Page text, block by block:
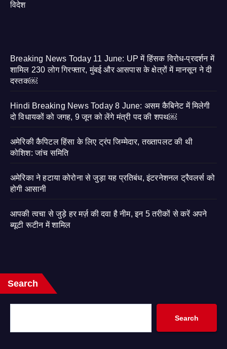
विदेश
Breaking News Today 11 June: UP में हिंसक विरोध-प्रदर्शन में
शामिल 230 लोग गिरफ्तार, मुंबई और आसपास के क्षेत्रों में मानसून ने दी
दस्तक￼
Hindi Breaking News Today 8 June: असम कैबिनेट में मिलेगी
दो विधायकों को जगह, 9 जून को लेंगे मंत्री पद की शपथ￼
अमेरिकी कैपिटल हिंसा के लिए ट्रंप जिम्मेदार, तख्तापलट की थी
कोशिश: जांच समिति
अमेरिका ने हटाया कोरोना से जुड़ा यह प्रतिबंध, इंटरनेशनल ट्रैवलर्स को
होगी आसानी
आपकी त्वचा से जुड़े हर मर्ज़ की दवा है नीम, इन 5 तरीकों से करें अपने
ब्यूटी रूटीन में शामिल
Search
Search